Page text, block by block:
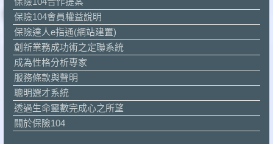
保險104會員權益說明
保險達人e指通(網站建置)
創新業務成功術之定聯系統
成為性格分析專家
服務條款與聲明
聰明選才系統
透過生命靈數完成心之所望
關於保險104